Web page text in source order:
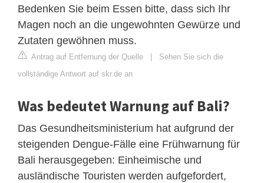
Bedenken Sie beim Essen bitte, dass sich Ihr
Magen noch an die ungewohnten Gewürze und
Zutaten gewöhnen muss.
Antrag auf Entfernung der Quelle
Sehen Sie sich die
vollständige Antwort auf skr.de an
Was bedeutet Warnung auf Bali?
Das Gesundheitsministerium hat aufgrund der
steigenden Dengue-Fälle eine Frühwarnung für
Bali herausgegeben: Einheimische und
ausländische Touristen werden aufgefordert,